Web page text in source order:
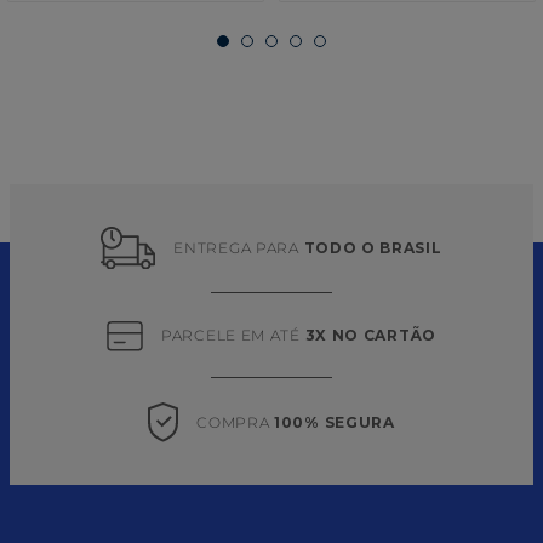
ENTREGA PARA TODO O BRASIL
PARCELE EM ATÉ 3X NO CARTÃO
COMPRA 100% SEGURA